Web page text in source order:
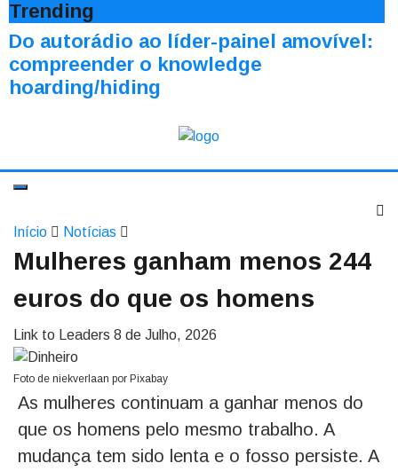
Trending
Do autorádio ao líder-painel amovível:
compreender o knowledge
hoarding/hiding
Início Notícias
Mulheres ganham menos 244
euros do que os homens
Link to Leaders 8 de Julho, 2026
Foto de niekverlaan por Pixabay
As mulheres continuam a ganhar menos do
que os homens pelo mesmo trabalho. A
mudança tem sido lenta e o fosso persiste. A